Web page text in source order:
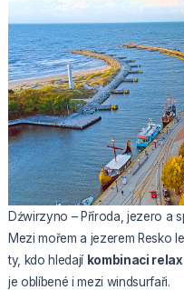
Dźwirzyno – Příroda, jezero a
Mezi mořem a jezerem Resko
ty, kdo hledají kombinaci
je oblíbené i mezi windsurfaři.